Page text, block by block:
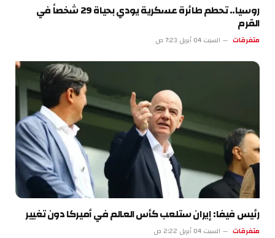
روسيا.. تحطم طائرة عسكرية يودي بحياة 29 شخصاً في
القرم
متفرقات السبت 04 أبريل 7:23 ص
رئيس فيفا: إيران ستلعب كأس العالم في أميركا دون تغيير
متفرقات السبت 04 أبريل 2:22 ص